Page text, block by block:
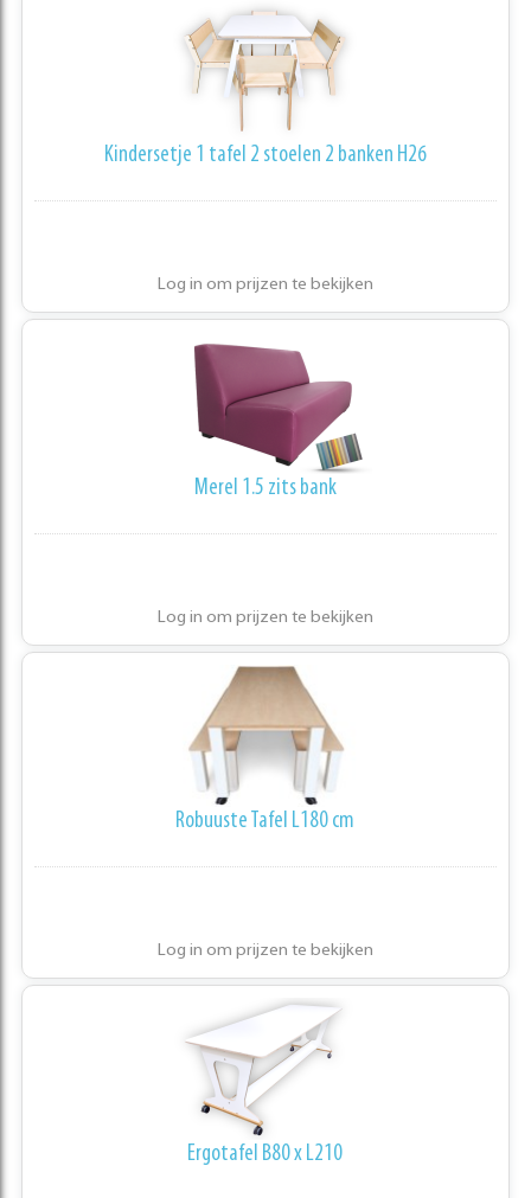
Kindersetje 1 tafel 2 stoelen 2 banken H26
Log in om prijzen te bekijken
Merel 1.5 zits bank
Log in om prijzen te bekijken
Robuuste Tafel L180 cm
Log in om prijzen te bekijken
Ergotafel B80 x L210